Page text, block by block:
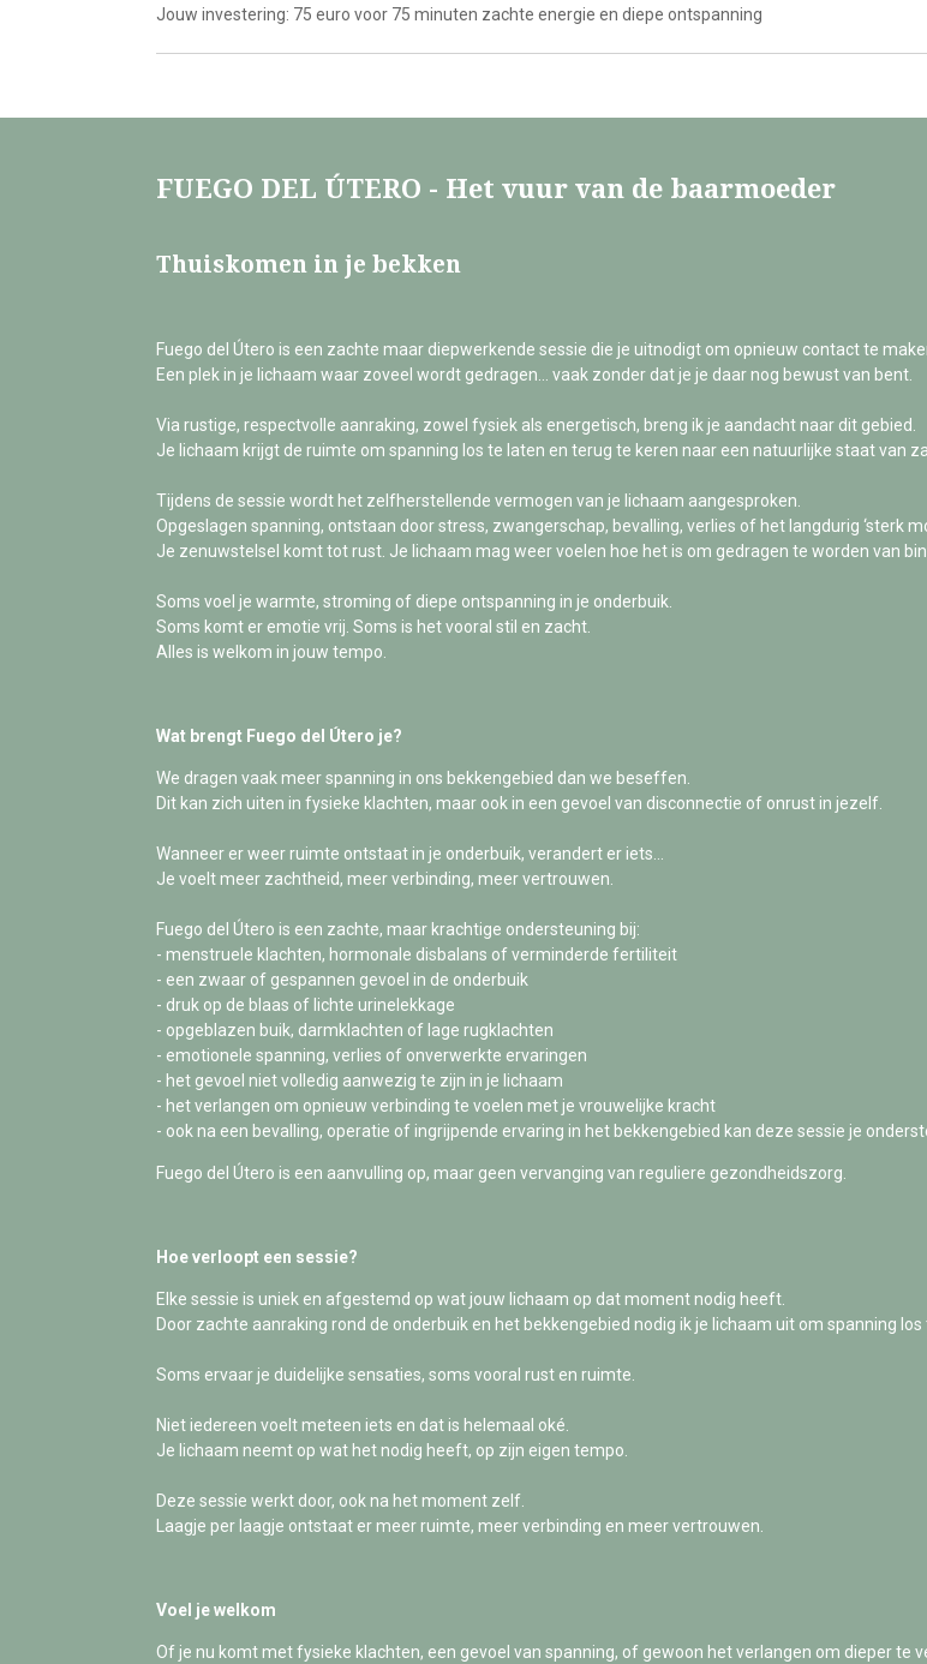
Jouw investering: 75 euro voor 75 minuten zachte energie en diepe ontspanning
FUEGO DEL ÚTERO - Het vuur van de baarmoeder
Thuiskomen in je bekken
Fuego del Útero is een zachte maar diepwerkende sessie die je uitnodigt om opnieuw contact te
Een plek in je lichaam waar zoveel wordt gedragen… vaak zonder dat je je daar nog bewust van bent.
Via rustige, respectvolle aanraking, zowel fysiek als energetisch, breng ik je aandacht naar dit gebied.
Je lichaam krijgt de ruimte om spanning los te laten en terug te keren naar een natuurlijke staat van
Tijdens de sessie wordt het zelfherstellende vermogen van je lichaam aangesproken.
Opgeslagen spanning, ontstaan door stress, zwangerschap, bevalling, verlies of het langdurig ‘sterk
Je zenuwstelsel komt tot rust. Je lichaam mag weer voelen hoe het is om gedragen te worden van
Soms voel je warmte, stroming of diepe ontspanning in je onderbuik.
Soms komt er emotie vrij. Soms is het vooral stil en zacht.
Alles is welkom in jouw tempo.
Wat brengt Fuego del Útero je?
We dragen vaak meer spanning in ons bekkengebied dan we beseffen.
Dit kan zich uiten in fysieke klachten, maar ook in een gevoel van disconnectie of onrust in jezelf.
Wanneer er weer ruimte ontstaat in je onderbuik, verandert er iets…
Je voelt meer zachtheid, meer verbinding, meer vertrouwen.
Fuego del Útero is een zachte, maar krachtige ondersteuning bij:
- menstruele klachten, hormonale disbalans of verminderde fertiliteit
- een zwaar of gespannen gevoel in de onderbuik
- druk op de blaas of lichte urinelekkage
- opgeblazen buik, darmklachten of lage rugklachten
- emotionele spanning, verlies of onverwerkte ervaringen
- het gevoel niet volledig aanwezig te zijn in je lichaam
- het verlangen om opnieuw verbinding te voelen met je vrouwelijke kracht
- ook na een bevalling, operatie of ingrijpende ervaring in het bekkengebied kan deze sessie je
Fuego del Útero is een aanvulling op, maar geen vervanging van reguliere gezondheidszorg.
Hoe verloopt een sessie?
Elke sessie is uniek en afgestemd op wat jouw lichaam op dat moment nodig heeft.
Door zachte aanraking rond de onderbuik en het bekkengebied nodig ik je lichaam uit om spanning
Soms ervaar je duidelijke sensaties, soms vooral rust en ruimte.
Niet iedereen voelt meteen iets en dat is helemaal oké.
Je lichaam neemt op wat het nodig heeft, op zijn eigen tempo.
Deze sessie werkt door, ook na het moment zelf.
Laagje per laagje ontstaat er meer ruimte, meer verbinding en meer vertrouwen.
Voel je welkom
Of je nu komt met fysieke klachten, een gevoel van spanning, of gewoon het verlangen om dieper te